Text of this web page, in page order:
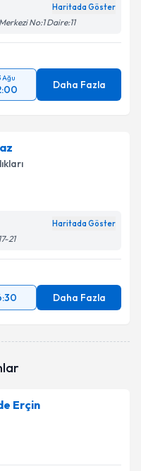
Haritada Göster
No:1 Daire:11
Ağu
Daha Fazla
Haritada Göster
21
Daha Fazla
Erçin